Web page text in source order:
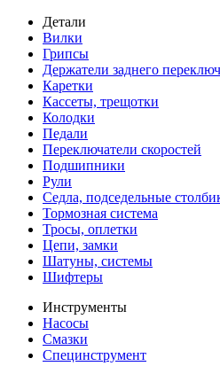
Детали
Вилки
Грипсы
Держатели заднего
Каретки
Кассеты, трещотки
Колодки
Педали
Переключатели скоростей
Подшипники
Рули
Седла, подседельные
Тормозная система
Тросы, оплетки
Цепи, замки
Шатуны, системы
Шифтеры
Инструменты
Насосы
Смазки
Специнструмент